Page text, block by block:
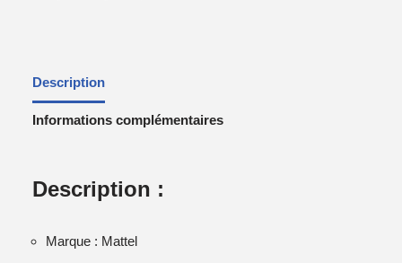
Description
Informations complémentaires
Description :
Marque : Mattel